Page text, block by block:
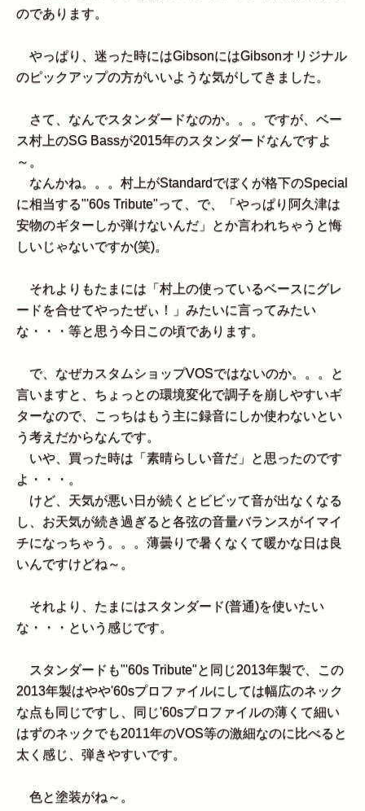
のであります。
やっぱり、迷った時にはGibsonにはGibsonオリジナル
のピックアップの方がいいような気がしてきました。
さて、なんでスタンダードなのか。。。ですが、ベー
ス村上のSG Bassが2015年のスタンダードなんですよ
～。
なんかね。。。村上がStandardでぼくが格下のSpecial
に相当する"'60s Tribute"って、で、「やっぱり阿久津は
安物のギターしか弾けないんだ」とか言われちゃうと悔
しいじゃないですか(笑)。
それよりもたまには「村上の使っているベースにグレ
ードを合せてやったぜぃ！」みたいに言ってみたい
な・・・等と思う今日この頃であります。
で、なぜカスタムショップVOSではないのか。。。と
言いますと、ちょっとの環境変化で調子を崩しやすいギ
ターなので、こっちはもう主に録音にしか使わないとい
う考えだからなんです。
いや、買った時は「素晴らしい音だ」と思ったのです
よ・・・。
けど、天気が悪い日が続くとビビッて音が出なくなる
し、お天気が続き過ぎると各弦の音量バランスがイマイ
チになっちゃう。。。薄曇りで暑くなくて暖かな日は良
いんですけどね～。
それより、たまにはスタンダード(普通)を使いたい
な・・・という感じです。
スタンダードも"'60s Tribute"と同じ2013年製で、この
2013年製はやや'60sプロファイルにしては幅広のネック
な点も同じですし、同じ'60sプロファイルの薄くて細い
はずのネックでも2011年のVOS等の激細なのに比べると
太く感じ、弾きやすいです。
色と塗装がね～。